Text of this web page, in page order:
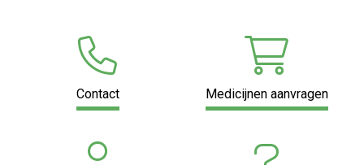
Contact Medicijnen aanvragen